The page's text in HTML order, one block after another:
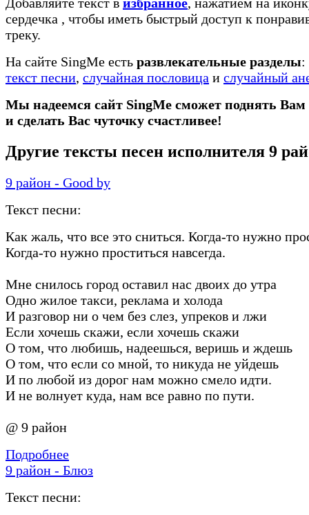
сердечка , чтобы иметь быстрый доступ к
треку.
На сайте SingMe есть развлекательные разделы:
текст песни, случайная пословица и случайный
Мы надеемся сайт SingMe сможет поднять Вам
и сделать Вас чуточку счастливее!
Другие тексты песен исполнителя 9
9 район - Good by
Текст песни:
Как жаль, что все это сниться. Когда-то нужно
Когда-то нужно проститься навсегда.
Мне снилось город оставил нас двоих до утра
Одно жилое такси, реклама и холода
И разговор ни о чем без слез, упреков и лжи
Если хочешь скажи, если хочешь скажи
О том, что любишь, надеешься, веришь и ждешь
О том, что если со мной, то никуда не уйдешь
И по любой из дорог нам можно смело идти.
И не волнует куда, нам все равно по пути.
@ 9 район
Подробнее
9 район - Блюз
Текст песни: